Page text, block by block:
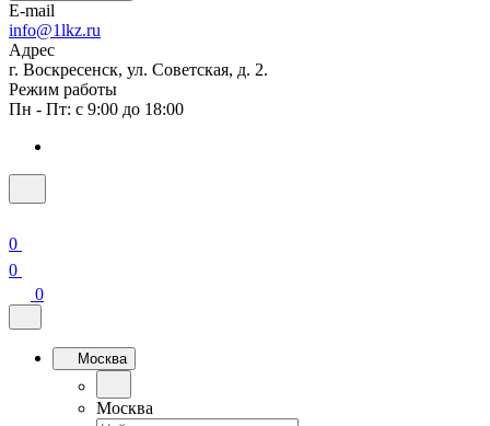
E-mail
info@1lkz.ru
Адрес
г. Воскресенск, ул. Советская, д. 2.
Режим работы
Пн - Пт: с 9:00 до 18:00
0
0
0
Москва
Москва